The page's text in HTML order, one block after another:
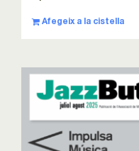
Afegeix a la cistella